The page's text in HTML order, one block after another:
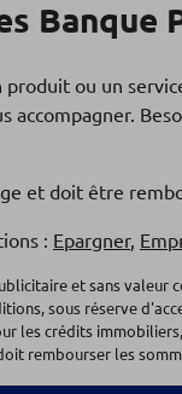
ou un
accompagner.
et doit être
: Epargner,
et sans valeur
sous réserve
les crédits
rembourser les